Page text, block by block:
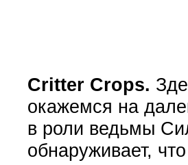
Critter Crops.
окажемся на
в роли ведьмы
обнаруживает,